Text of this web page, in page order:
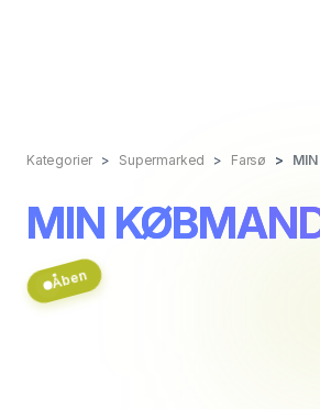
Kategorier Supermarked Farsø
MIN
Åben